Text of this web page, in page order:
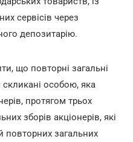
сервісів через
депозитарію.
що повторні загальні
скликані особою, яка
протягом трьох
зборів акціонерів, які
повторних загальних